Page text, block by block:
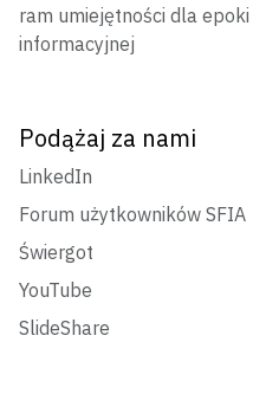
ram umiejętności dla epoki
informacyjnej
Podążaj za nami
LinkedIn
Forum użytkowników SFIA
Świergot
YouTube
SlideShare